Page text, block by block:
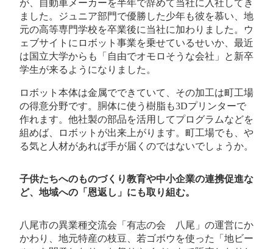
が、自動車メーカーを半年で辞めて当社に入社してき
ました。ジュニア部門で優勝した少年も彼を慕い、地
元の高等専門学校を卒業後に当社に加わりました。ウ
ェブサイトにロボット事業を乗せているせいか、最近
は国立大学からも「自由でオモロそうな会社」と新卒
学生が来るようになりました。
ロボット本体は金属でできていて、その加工は町工場
の得意分野です。胴体に使う樹脂も3Dプリンターで
作れます。他社製の部品を活用してプログラムなどを
組めば、ロボットが出来上がります。町工場でも、や
る気と人材があれば手が届くのではないでしょうか。
子供たちへのものづくり教育や中小企業の連携促進な
ど、地域への「恩返し」にも取り組む。
八尾市の異業種交流会「有志の会 八尾」の運営にか
かわり、地元特産の枝豆、若ゴボウを使った「地ビー